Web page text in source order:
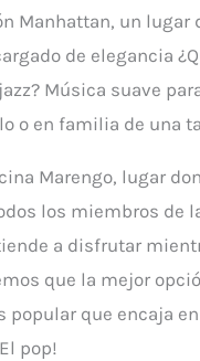
Manhattan, un lugar
de elegancia
Música suave
o en familia de una
Marengo, lugar
los miembros de
a disfrutar
que la mejor
popular que encaja
pop!